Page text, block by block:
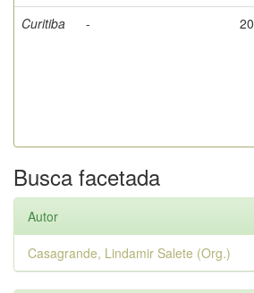
Curitiba
-
Busca facetada
Autor
Casagrande, Lindamir Salete (Org.)